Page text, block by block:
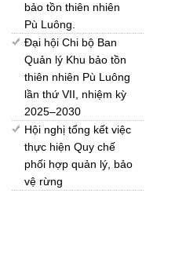
bảo tồn thiên nhiên
Pù Luông.
Đại hội Chi bộ Ban
Quản lý Khu bảo tồn
thiên nhiên Pù Luông
lần thứ VII, nhiệm kỳ
2025–2030
Hội nghị tổng kết việc
thực hiện Quy chế
phối hợp quản lý, bảo
vệ rừng